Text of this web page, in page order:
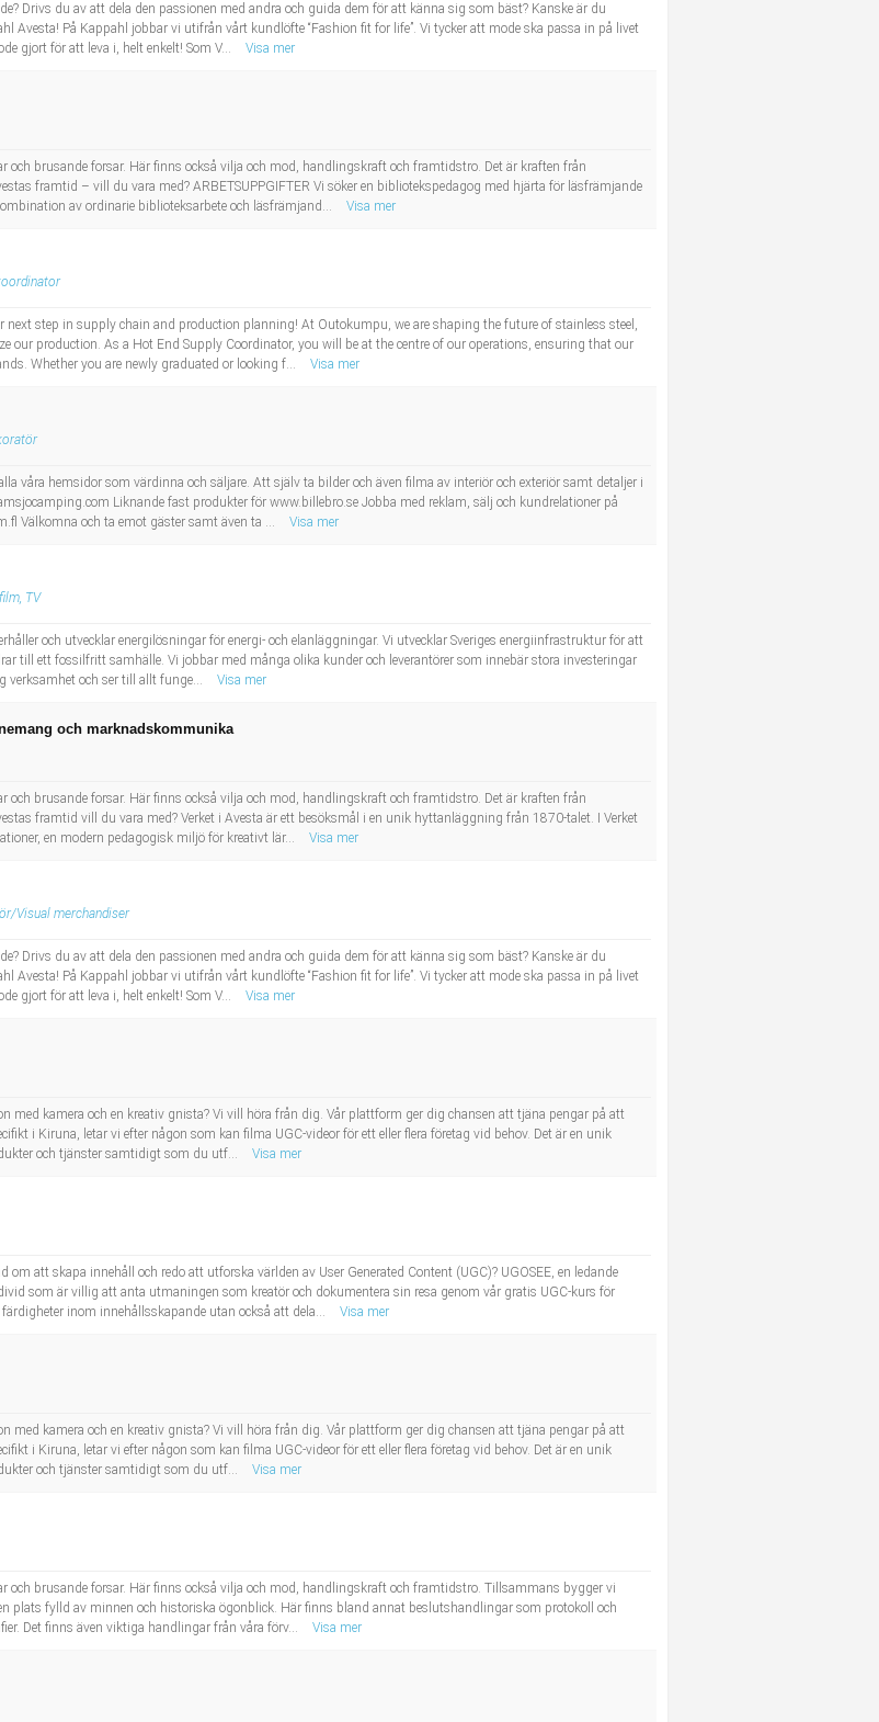
Drivs du av att dela den passionen med andra och guida dem för att känna sig som bäst? Kanske är du
Avesta! På Kappahl jobbar vi utifrån vårt kundlöfte “Fashion fit for life”. Vi tycker att mode ska passa in på livet
gjort för att leva i, helt enkelt! Som V...
Visa mer
och brusande forsar. Här finns också vilja och mod, handlingskraft och framtidstro. Det är kraften från
framtid – vill du vara med? ARBETSUPPGIFTER Vi söker en bibliotekspedagog med hjärta för läsfrämjande
av ordinarie biblioteksarbete och läsfrämjand...
Visa mer
next step in supply chain and production planning! At Outokumpu, we are shaping the future of stainless steel,
production. As a Hot End Supply Coordinator, you will be at the centre of our operations, ensuring that our
Whether you are newly graduated or looking f...
Visa mer
våra hemsidor som värdinna och säljare. Att själv ta bilder och även filma av interiör och exteriör samt detaljer i
Liknande fast produkter för www.billebro.se Jobba med reklam, sälj och kundrelationer på
Välkomna och ta emot gäster samt även ta ...
Visa mer
TV
och utvecklar energilösningar för energi- och elanläggningar. Vi utvecklar Sveriges energiinfrastruktur för att
till ett fossilfritt samhälle. Vi jobbar med många olika kunder och leverantörer som innebär stora investeringar
verksamhet och ser till allt funge...
Visa mer
och marknadskommunika
och brusande forsar. Här finns också vilja och mod, handlingskraft och framtidstro. Det är kraften från
framtid vill du vara med? Verket i Avesta är ett besöksmål i en unik hyttanläggning från 1870-talet. I Verket
en modern pedagogisk miljö för kreativt lär...
Visa mer
Visual merchandiser
Drivs du av att dela den passionen med andra och guida dem för att känna sig som bäst? Kanske är du
Avesta! På Kappahl jobbar vi utifrån vårt kundlöfte “Fashion fit for life”. Vi tycker att mode ska passa in på livet
gjort för att leva i, helt enkelt! Som V...
Visa mer
med kamera och en kreativ gnista? Vi vill höra från dig. Vår plattform ger dig chansen att tjäna pengar på att
i Kiruna, letar vi efter någon som kan filma UGC-videor för ett eller flera företag vid behov. Det är en unik
och tjänster samtidigt som du utf...
Visa mer
om att skapa innehåll och redo att utforska världen av User Generated Content (UGC)? UGOSEE, en ledande
som är villig att anta utmaningen som kreatör och dokumentera sin resa genom vår gratis UGC-kurs för
inom innehållsskapande utan också att dela...
Visa mer
med kamera och en kreativ gnista? Vi vill höra från dig. Vår plattform ger dig chansen att tjäna pengar på att
i Kiruna, letar vi efter någon som kan filma UGC-videor för ett eller flera företag vid behov. Det är en unik
och tjänster samtidigt som du utf...
Visa mer
och brusande forsar. Här finns också vilja och mod, handlingskraft och framtidstro. Tillsammans bygger vi
plats fylld av minnen och historiska ögonblick. Här finns bland annat beslutshandlingar som protokoll och
Det finns även viktiga handlingar från våra förv...
Visa mer